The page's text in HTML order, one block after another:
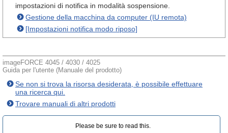
impostazioni di notifica in modalità sospensione.
Gestione della macchina da computer (IU remota)
[Impostazioni notifica modo riposo]
imageFORCE 4045 / 4030 / 4025
Guida per l'utente (Manuale del prodotto)
Se non si trova la risorsa desiderata, è possibile effettuare
una ricerca qui.
Trovare manuali di altri prodotti
Please be sure to read this.‎